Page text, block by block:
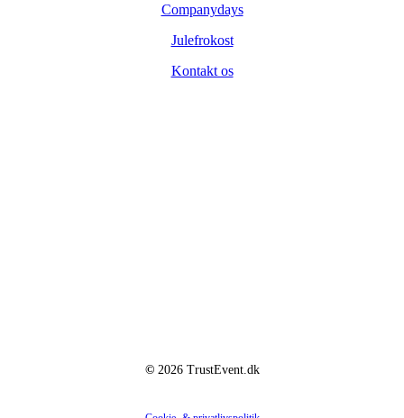
Companydays
Julefrokost
Kontakt os
© 2026TrustEvent.dk